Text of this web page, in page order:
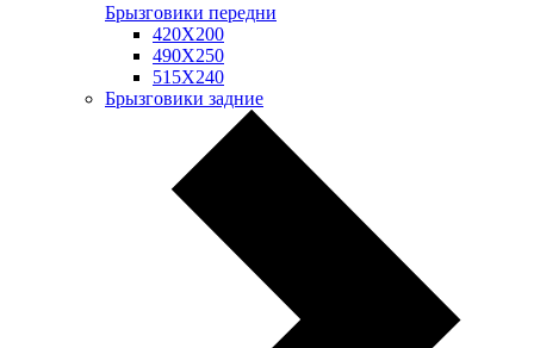
Брызговики передни
420Х200
490Х250
515Х240
Брызговики задние